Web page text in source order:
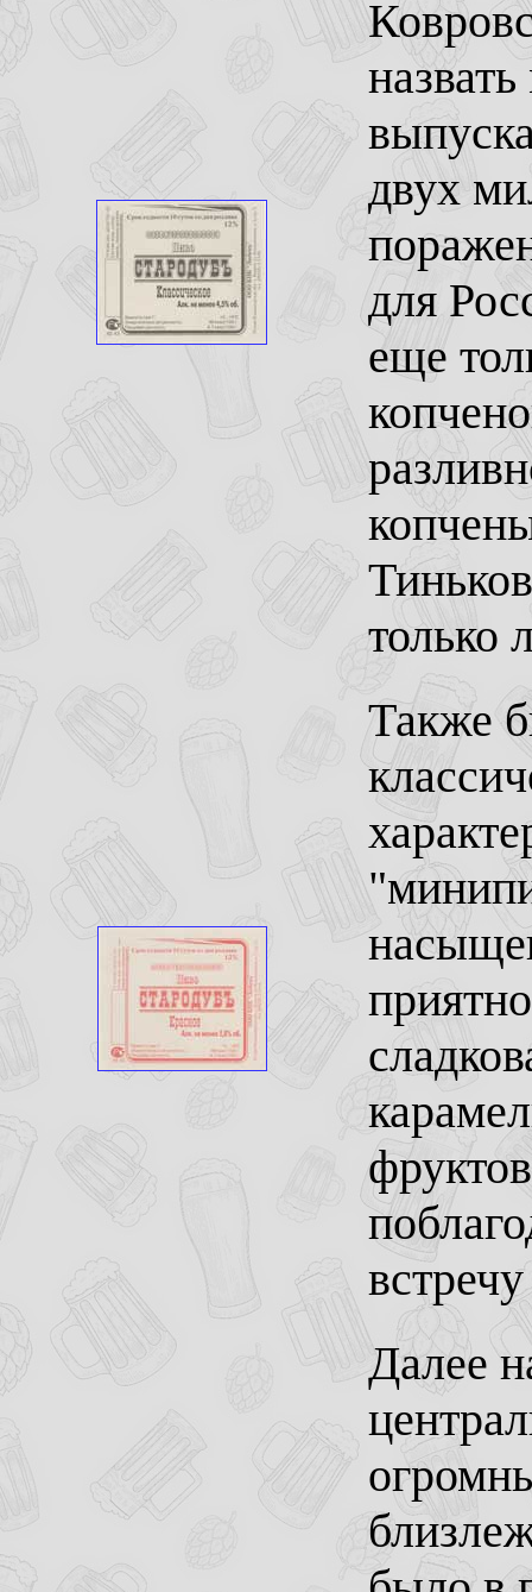
двух
для
еще
только
Также
Далее